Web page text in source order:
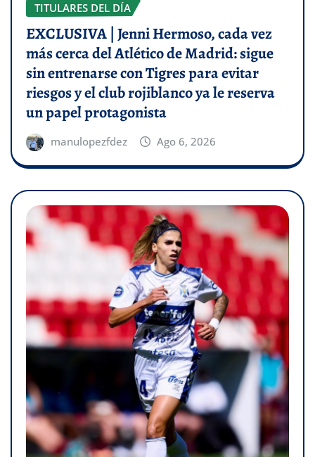
TITULARES DEL DÍA
EXCLUSIVA | Jenni Hermoso, cada vez
más cerca del Atlético de Madrid: sigue
sin entrenarse con Tigres para evitar
riesgos y el club rojiblanco ya le reserva
un papel protagonista
manulopezfdez Ago 6, 2026